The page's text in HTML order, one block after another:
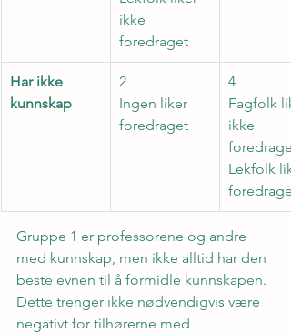
ikke
foredraget
Har ikke
kunnskap
2
Ingen liker
foredraget
4
Fagfolk
ikke
foredraget
Lekfolk
foredraget
Gruppe 1 er professorene og andre
med kunnskap, men ikke alltid har den
beste evnen til å formidle kunnskapen.
Dette trenger ikke nødvendigvis være
negativt for tilhørerne med